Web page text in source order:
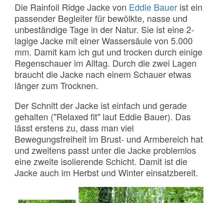
Die Rainfoil Ridge Jacke von Eddie Bauer ist ein
passender Begleiter für bewölkte, nasse und
unbeständige Tage in der Natur. Sie ist eine 2-
lagige Jacke mit einer Wassersäule von 5.000
mm. Damit kam ich gut und trocken durch einige
Regenschauer im Alltag. Durch die zwei Lagen
braucht die Jacke nach einem Schauer etwas
länger zum Trocknen.
Der Schnitt der Jacke ist einfach und gerade
gehalten ("Relaxed fit" laut Eddie Bauer). Das
lässt erstens zu, dass man viel
Bewegungsfreiheit im Brust- und Armbereich hat
und zweitens passt unter die Jacke problemlos
eine zweite isolierende Schicht. Damit ist die
Jacke auch im Herbst und Winter einsatzbereit.